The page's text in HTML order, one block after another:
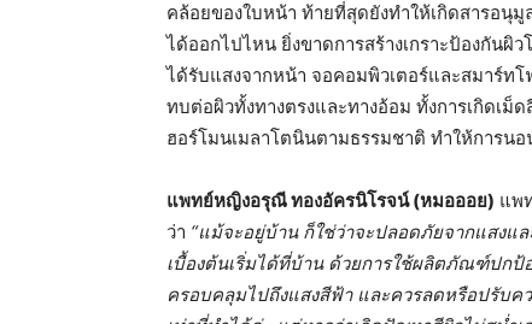
คล้อยของใบหน้า ท้ายที่สุดยังทำให้เกิดสารอนุมู
ได้ออกไปไหน ยิ่งขาดการสร้างเกราะป้องกันผิ
ได้รับแสงจากหน้า จอคอมพิวเตอร์และสมาร์ท
ทบต่อผิวทั้งทางตรงและทางอ้อม ทั้งการเกิดเม็
ฮอร์โมนเมลาโตนินตามธรรมชาติ ทำให้การน
แพทย์หญิงอรุณี ทองอัครนิโรจน์ (หมอออย) แพ
ว่า “แม้จะอยู่บ้าน ก็ใช่ว่าจะปลอดภัยจากแสงแ
เบื้องต้นเริ่มได้ที่บ้าน ด้วยการใช้ผลิตภัณฑ์ปกป้
ครอบคลุมไปถึงแสงสีฟ้า และควรลดหรือปรับค